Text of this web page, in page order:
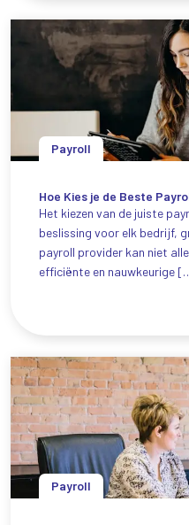
Payroll
Hoe Kies je de Beste
Het kiezen van de juiste
beslissing voor elk bedrijf,
payroll provider kan niet
efficiënte en nauwkeurige
Payroll